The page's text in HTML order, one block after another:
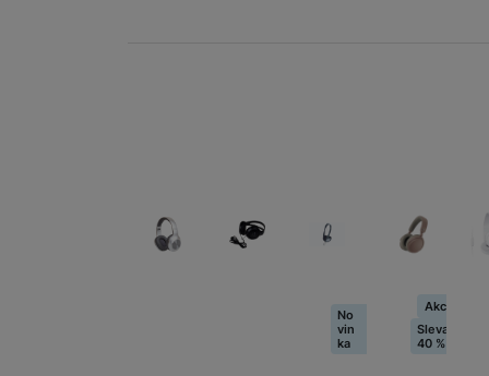
No
vin
ka
Akce
Sleva
40 %